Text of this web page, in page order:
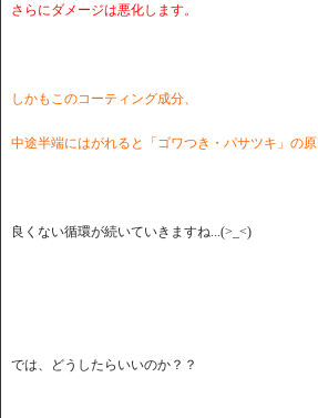
さらにダメージは悪化します。
しかもこのコーティング成分、
中途半端にはがれると「ゴワつき・パサツキ」の原
良くない循環が続いていきますね...(>_<)
では、どうしたらいいのか？？